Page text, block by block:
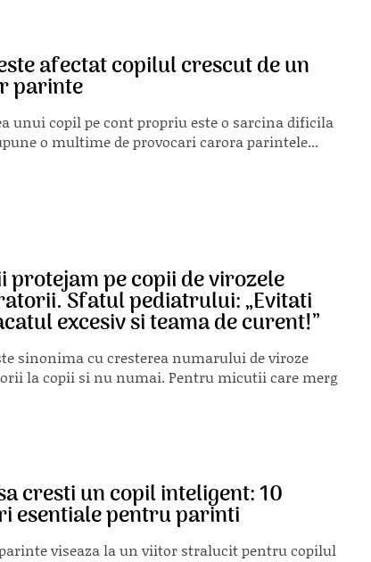
afectat copilul crescut de un
parinte
unui copil pe cont propriu este o sarcina dificila
o multime de provocari carora parintele...
protejam pe copii de virozele
Sfatul pediatrului: „Evitati
excesiv si teama de curent!”
sinonima cu cresterea numarului de viroze
la copii si nu numai. Pentru micutii care merg
cresti un copil inteligent: 10
esentiale pentru parinti
viseaza la un viitor stralucit pentru copilul